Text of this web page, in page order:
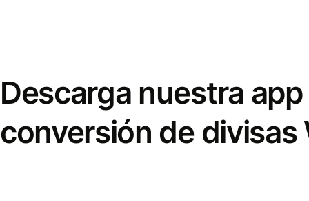
Descarga nuestra
conversión de divisas